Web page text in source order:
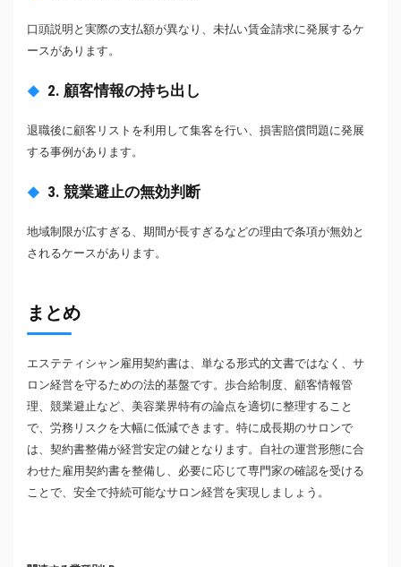
口頭説明と実際の支払額が異なり、未払い賃金請求に発展するケ
ースがあります。
2. 顧客情報の持ち出し
退職後に顧客リストを利用して集客を行い、損害賠償問題に発展
する事例があります。
3. 競業避止の無効判断
地域制限が広すぎる、期間が長すぎるなどの理由で条項が無効と
されるケースがあります。
まとめ
エステティシャン雇用契約書は、単なる形式的文書ではなく、サ
ロン経営を守るための法的基盤です。歩合給制度、顧客情報管
理、競業避止など、美容業界特有の論点を適切に整理すること
で、労務リスクを大幅に低減できます。特に成長期のサロンで
は、契約書整備が経営安定の鍵となります。自社の運営形態に合
わせた雇用契約書を整備し、必要に応じて専門家の確認を受ける
ことで、安全で持続可能なサロン経営を実現しましょう。